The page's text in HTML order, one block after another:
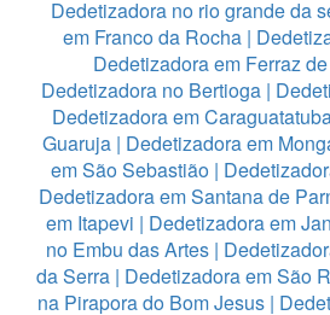
Dedetizadora no rio grande da
em Franco da Rocha |
Dedetizadora em Ferraz
Dedetizadora no Bertioga |
Dedetizadora em
Guaruja| Dedetizadora em
em São Sebastião |
Dedetizadora em Santana de
em Itapevi | Dedetizadora em
no Embu das Artes|
da Serra | Dedetizadora em São
na Pirapora do Bom Jesus |